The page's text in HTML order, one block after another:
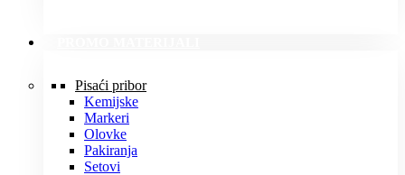
Pisaći pribor
Kemijske
Markeri
Olovke
Pakiranja
Setovi